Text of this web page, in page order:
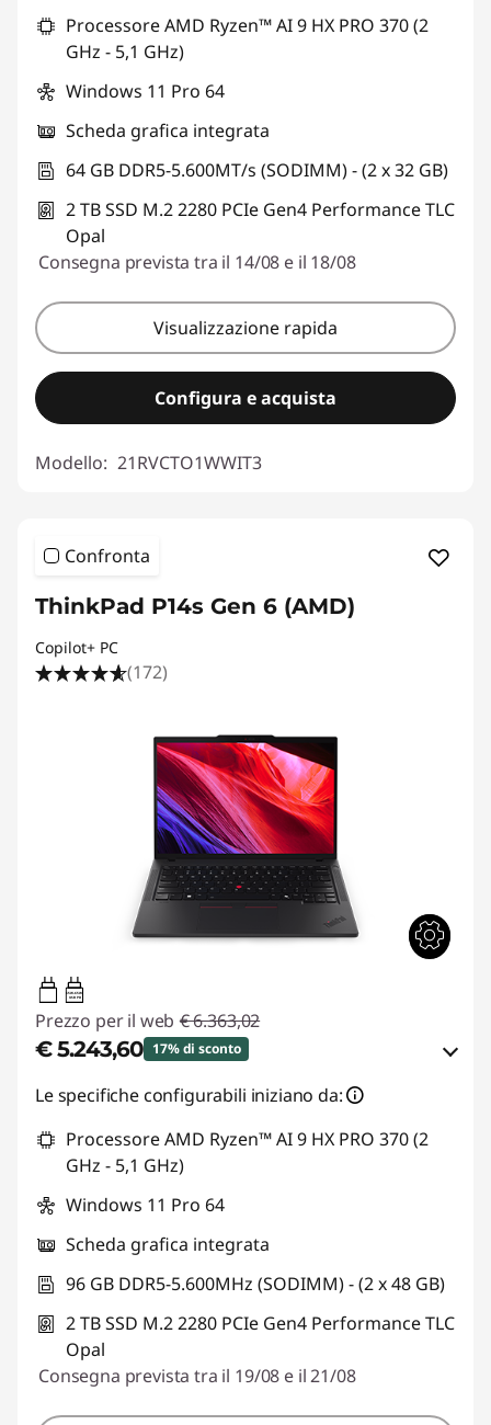
Usa il coupon :THINKDEAL
Processore AMD Ryzen™ AI 9 HX PRO 370 (2
GHz - 5,1 GHz)
Windows 11 Pro 64
Scheda grafica integrata
64 GB DDR5-5.600MT/s (SODIMM) - (2 x 32 GB)
2 TB SSD M.2 2280 PCIe Gen4 Performance TLC
Opal
Consegna prevista tra il 14/08 e il 18/08
Visualizzazione rapida
Configura e acquista
Modello: 21RVCTO1WWIT3
Confronta
ThinkPad P14s Gen 6 (AMD)
Copilot+ PC
(172)
65W-65W
USB PD
Prezzo per il web € 6.363,02
€ 5.243,60 17% di sconto
Risparmi eCoupon :-€ 1.119,42
Usa il coupon :THINKDEAL
Le specifiche configurabili iniziano da:
Processore AMD Ryzen™ AI 9 HX PRO 370 (2
GHz - 5,1 GHz)
Windows 11 Pro 64
Scheda grafica integrata
96 GB DDR5-5.600MHz (SODIMM) - (2 x 48 GB)
2 TB SSD M.2 2280 PCIe Gen4 Performance TLC
Opal
Consegna prevista tra il 19/08 e il 21/08